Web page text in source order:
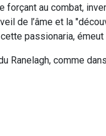
forçant au combat,
de l’âme et la
passionaria, émeut
Ranelagh, comme